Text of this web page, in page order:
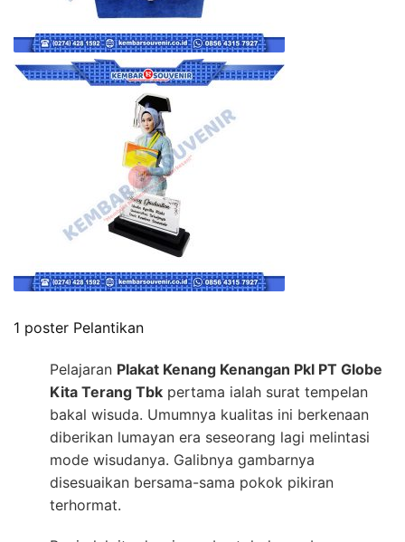
1 poster Pelantikan
Pelajaran Plakat Kenang Kenangan Pkl PT Globe
Kita Terang Tbk pertama ialah surat tempelan
bakal wisuda. Umumnya kualitas ini berkenaan
diberikan lumayan era seseorang lagi melintasi
mode wisudanya. Galibnya gambarnya
disesuaikan bersama-sama pokok pikiran
terhormat.